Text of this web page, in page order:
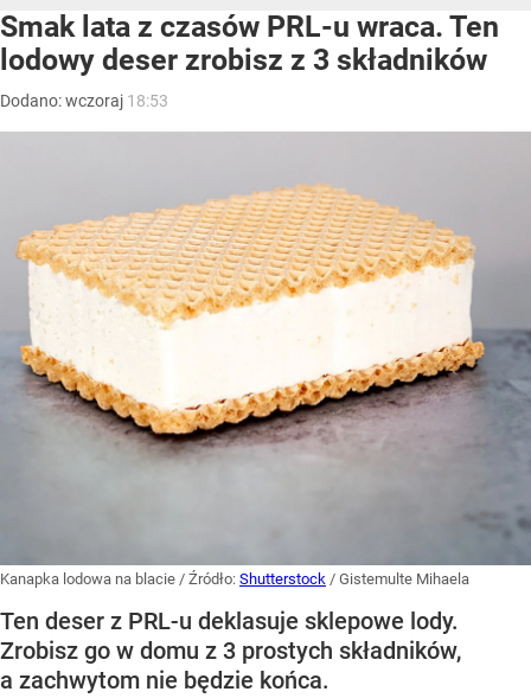
Smak lata z czasów PRL-u wraca. Ten
lodowy deser zrobisz z 3 składników
Dodano:wczoraj 18:53
Kanapka lodowa na blacie / Źródło: Shutterstock / Gistemulte Mihaela
Ten deser z PRL-u deklasuje sklepowe lody.
Zrobisz go w domu z 3 prostych składników,
a zachwytom nie będzie końca.